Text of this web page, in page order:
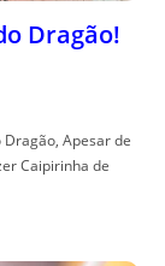
Dragão!
Apesar de
Caipirinha de